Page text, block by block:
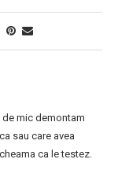
mic demontam
sau care avea
ca le testez.